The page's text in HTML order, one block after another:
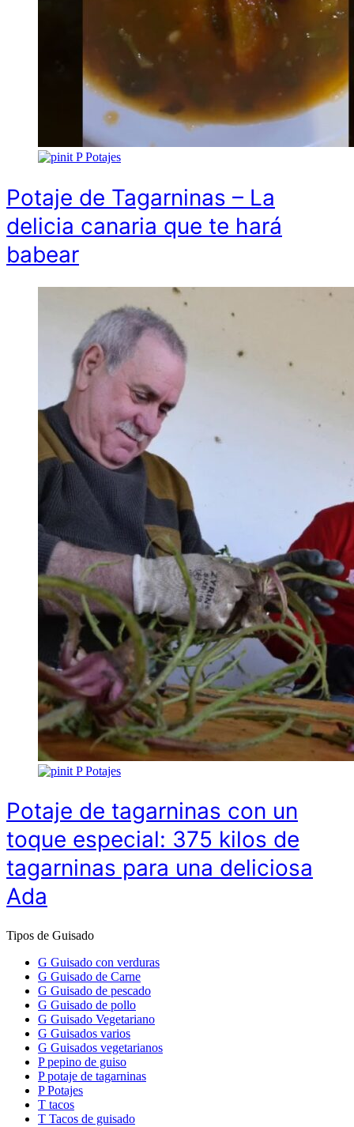
P Potajes
Potaje de Tagarninas – La
delicia canaria que te hará
babear
P Potajes
Potaje de tagarninas con un
toque especial: 375 kilos de
tagarninas para una deliciosa
Ada
Tipos de Guisado
G Guisado con verduras
G Guisado de Carne
G Guisado de pescado
G Guisado de pollo
G Guisado Vegetariano
G Guisados varios
G Guisados vegetarianos
P pepino de guiso
P potaje de tagarninas
P Potajes
T tacos
T Tacos de guisado